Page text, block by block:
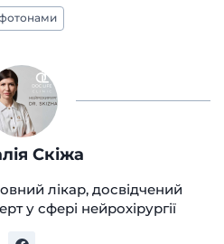
Скіжа
лікар, досвідчений
у сфері нейрохірургії